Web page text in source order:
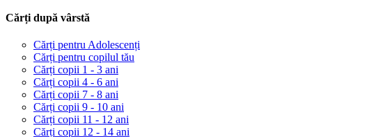
Cărți după vârstă
Cărți pentru Adolescenți
Cărți pentru copilul tău
Cărți copii 1 - 3 ani
Cărți copii 4 - 6 ani
Cărți copii 7 - 8 ani
Cărți copii 9 - 10 ani
Cărți copii 11 - 12 ani
Cărți copii 12 - 14 ani